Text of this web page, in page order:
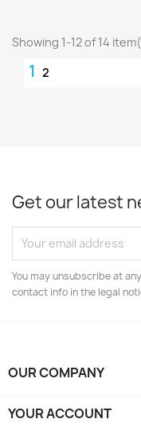
Showing 1-12 of 14
1 2
Get our latest
You may unsubscribe at
contact info in the legal
OUR COMPANY
YOUR ACCOUNT